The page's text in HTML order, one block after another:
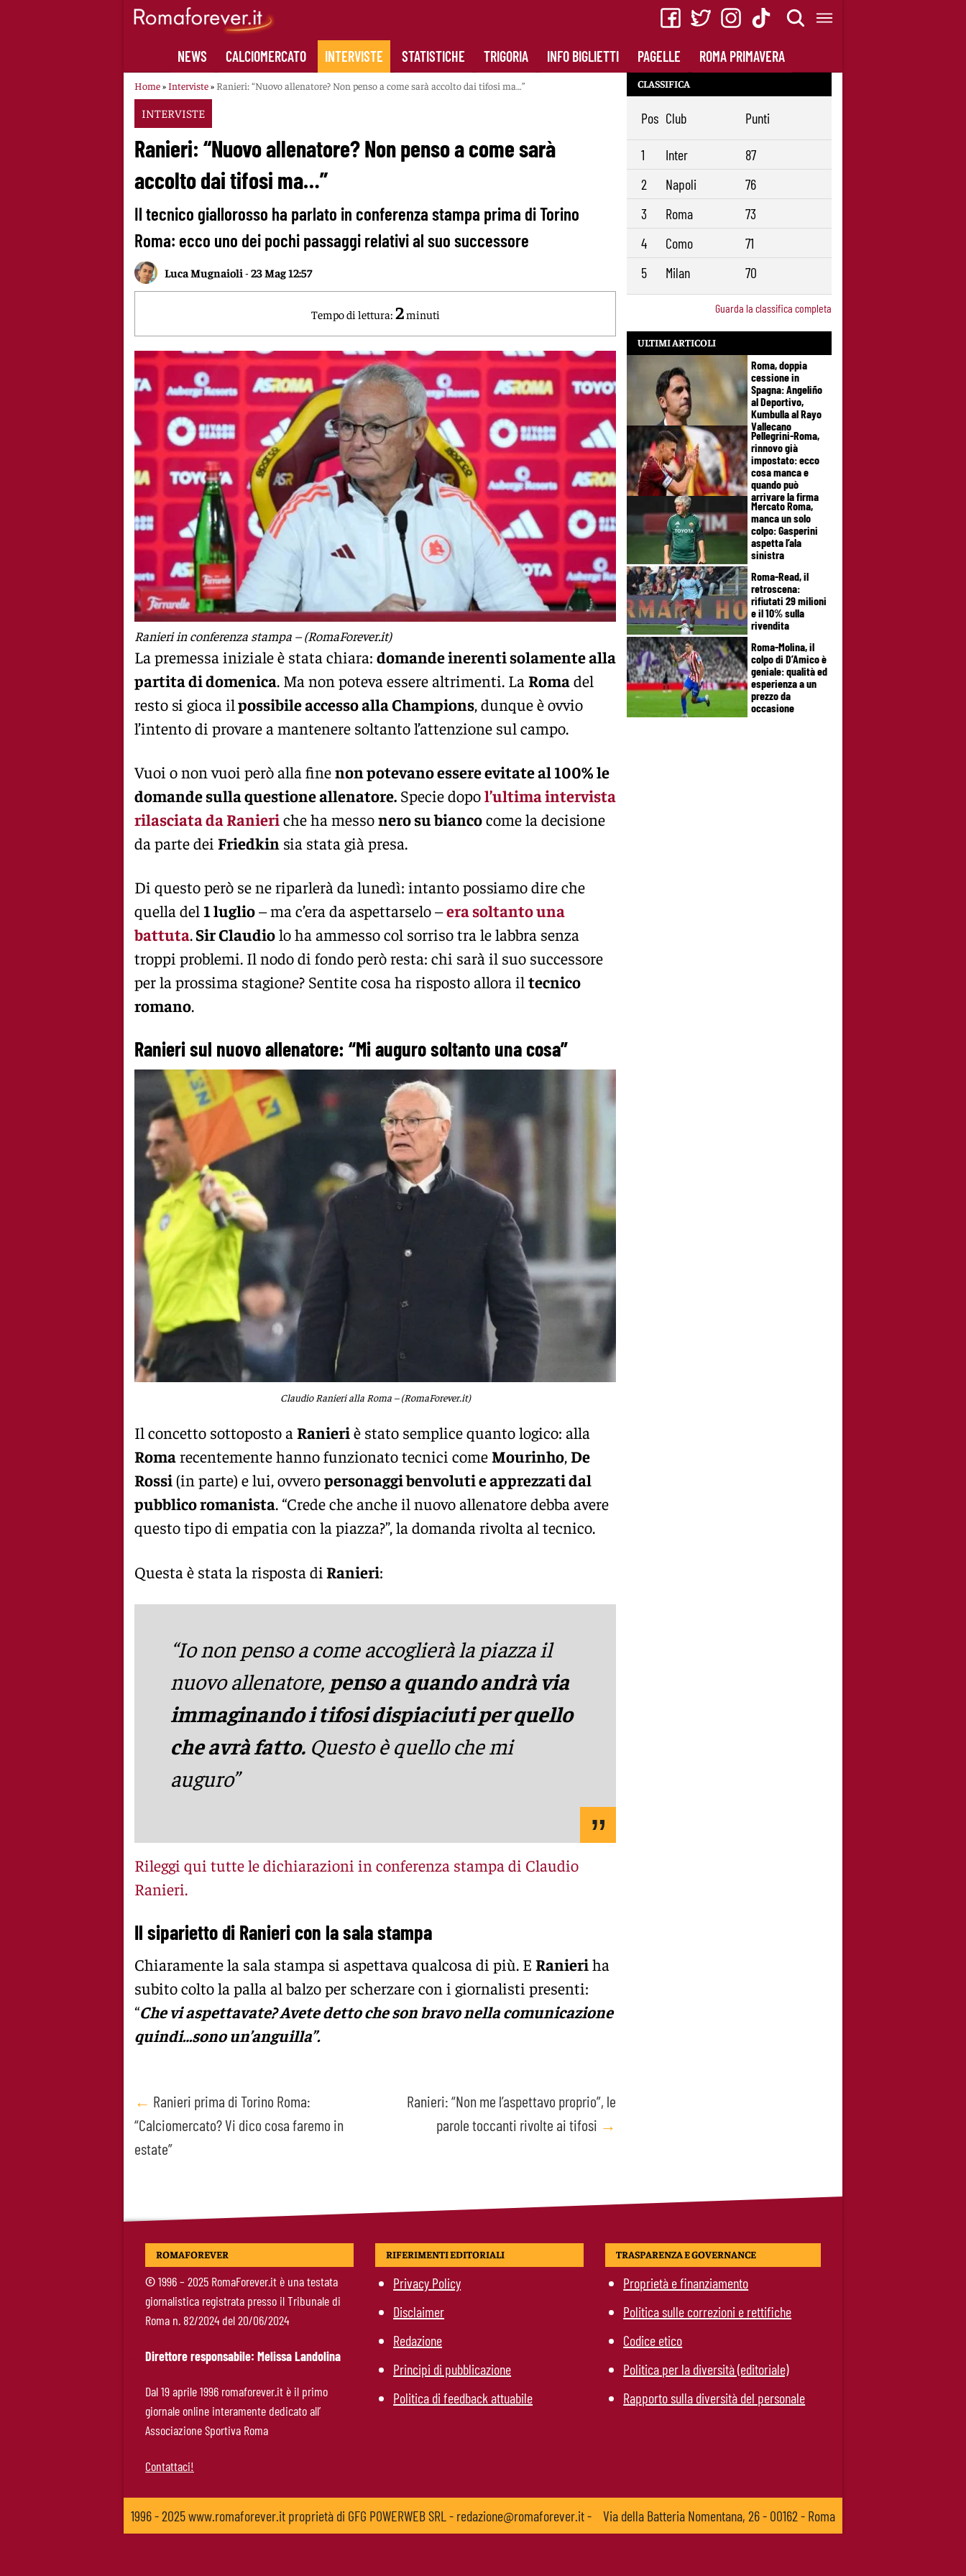
NEWS CALCIOMERCATO INTERVISTE STATISTICHE TRIGORIA INFO BIGLIETTI PAGELLE ROMA PRIMAVERA
Home»Interviste» Ranieri: “Nuovo allenatore? Non penso a come sarà accolto dai tifosi ma…”
INTERVISTE
Ranieri: “Nuovo allenatore? Non penso a come sarà
accolto dai tifosi ma…”
Il tecnico giallorosso ha parlato in conferenza stampa prima di Torino
Roma: ecco uno dei pochi passaggi relativi al suo successore
Luca Mugnaioli -23 Mag 12:57
Tempo di lettura: 2minuti
Ranieri in conferenza stampa – (RomaForever.it)
La premessa iniziale è stata chiara: domande inerenti solamente alla
partita di domenica. Ma non poteva essere altrimenti. La Romadel
resto si gioca ilpossibile accesso alla Champions, dunque è ovvio
l’intento di provare a mantenere soltanto l’attenzione sul campo.
Vuoi o non vuoi però alla finenon potevano essere evitate al 100% le
domande sulla questione allenatore. Specie dopol’ultima intervista
rilasciata da Ranieriche ha messonero su biancocome la decisione
da parte dei Friedkin sia stata già presa.
Di questo però se ne riparlerà da lunedì: intanto possiamo dire che
quella del 1 luglio– ma c’era da aspettarselo –era soltanto una
battuta.Sir Claudiolo ha ammesso col sorriso tra le labbra senza
troppi problemi. Il nodo di fondo però resta: chi sarà il suo successore
per la prossima stagione? Sentite cosa ha risposto allora il tecnico
romano.
Ranieri sul nuovo allenatore: “Mi auguro soltanto una cosa”
Claudio Ranieri alla Roma – (RomaForever.it)
Il concetto sottoposto a Ranieriè stato semplice quanto logico: alla
Romarecentemente hanno funzionato tecnici come Mourinho,De
Rossi(in parte) e lui, ovveropersonaggi benvoluti e apprezzati dal
pubblico romanista. “Crede che anche il nuovo allenatore debba avere
questo tipo di empatia con la piazza?”, la domanda rivolta al tecnico.
Questa è stata la risposta di Ranieri:
“Io non penso a come accoglierà la piazza il
nuovo allenatore, penso a quando andrà via
immaginando i tifosi dispiaciuti per quello
che avrà fatto. Questo è quello che mi
auguro”
Rileggi qui tutte le dichiarazioni in conferenza stampa di Claudio
Ranieri.
Il siparietto di Ranieri con la sala stampa
Chiaramente la sala stampa si aspettava qualcosa di più. E Ranieriha
subito colto la palla al balzo per scherzare con i giornalisti presenti:
“Che vi aspettavate? Avete detto che son bravo nella comunicazione
quindi…sono un’anguilla”.
Post
navigation
← Ranieri prima di Torino Roma:
“Calciomercato? Vi dico cosa faremo in
estate”
Ranieri: “Non me l’aspettavo proprio”, le
parole toccanti rivolte ai tifosi →
CLASSIFICA
Pos Club Punti
1 Inter
87
2
Napoli
76
3
Roma
73
4
Como
71
5
Milan 70
Guarda la classifica completa
ULTIMI ARTICOLI
Roma, doppia
cessione in
Spagna: Angeliño
al Deportivo,
Kumbulla al Rayo
Vallecano
Pellegrini-Roma,
rinnovo già
impostato: ecco
cosa manca e
quando può
arrivare la firma
Mercato Roma,
manca un solo
colpo: Gasperini
aspetta l’ala
sinistra
Roma-Read, il
retroscena:
rifiutati 29 milioni
e il 10% sulla
rivendita
Roma-Molina, il
colpo di D’Amico è
geniale: qualità ed
esperienza a un
prezzo da
occasione
ROMAFOREVER
©1996 – 2025 RomaForever.it è una testata
giornalistica registrata presso il Tribunale di
Roma n. 82/2024 del 20/06/2024
Direttore responsabile: Melissa Landolina
Dal 19 aprile 1996 romaforever.it è il primo
giornale online interamente dedicato all’
Associazione Sportiva Roma
Contattaci!
RIFERIMENTI EDITORIALI
Privacy Policy
Disclaimer
Redazione
Principi di pubblicazione
Politica di feedback attuabile
TRASPARENZA E GOVERNANCE
Proprietà e finanziamento
Politica sulle correzioni e rettifiche
Codice etico
Politica per la diversità (editoriale)
Rapporto sulla diversità del personale
1996 - 2025 www.romaforever.it proprietà di GFG POWERWEB SRL - redazione@romaforever.it - Via della Batteria Nomentana, 26 - 00162 - Roma